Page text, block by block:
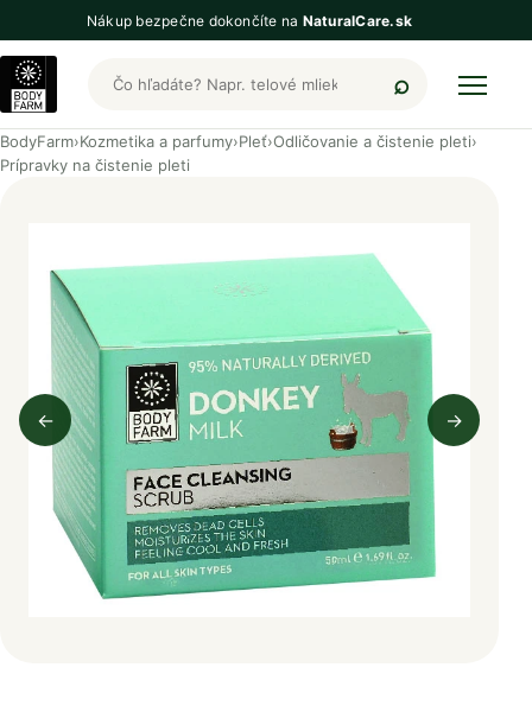
Nákup bezpečne dokončíte na NaturalCare.sk
Hľadať produkty BodyFarm
BodyFarm›Kozmetika a parfumy›Pleť›Odličovanie a čistenie pleti›
Prípravky na čistenie pleti
←
Predchádzajúci obrázok
→